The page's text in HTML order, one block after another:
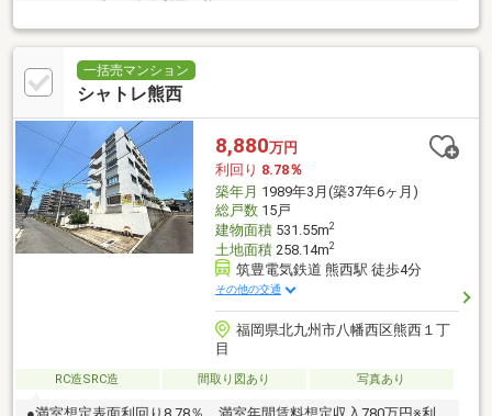
一括売マンション
シャトレ熊西
8,880万円
利回り 8.78％
築年月 1989年3月(築37年6ヶ月)
総戸数15戸
建物面積531.55m2
土地面積258.14m2
筑豊電気鉄道 熊西駅 徒歩4分
その他の交通
福岡県北九州市八幡西区熊西１丁
目
RC造SRC造 間取り図あり 写真あり